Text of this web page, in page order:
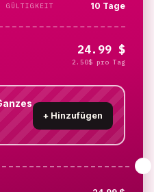
GÜLTIGKEIT 10 Tage
24.99 $
2.50$ pro Tag
+ Hinzufügen